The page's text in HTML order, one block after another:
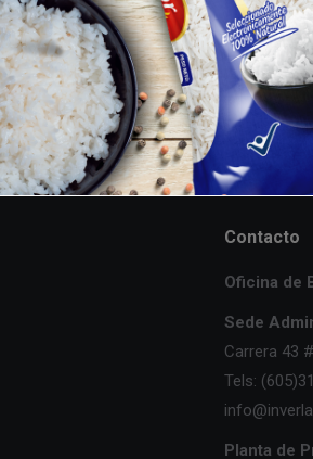
Contacto
Oficina de
Sede
Carrera 43
Tels:
Planta de